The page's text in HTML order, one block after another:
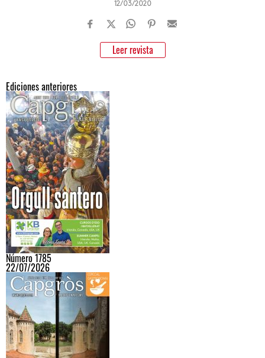
12/03/2020
Leer revista
Ediciones anteriores
Número 1785
22/07/2026